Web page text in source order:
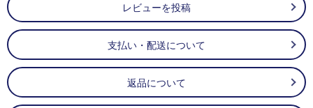
レビューを投稿
支払い・配送について
返品について